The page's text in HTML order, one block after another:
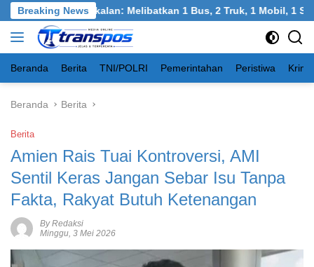
Langsung
ke
konten
Breaking News
Bangkalan: Melibatkan 1 Bus, 2 Truk, 1 Mobil, 1 Sepeda
Beranda Berita TNI/POLRI Pemerintahan Peristiwa
Beranda Berita
Berita
Amien Rais Tuai Kontroversi, AMI
Sentil Keras Jangan Sebar Isu Tanpa
Fakta, Rakyat Butuh Ketenangan
By Redaksi
Minggu, 3 Mei 2026